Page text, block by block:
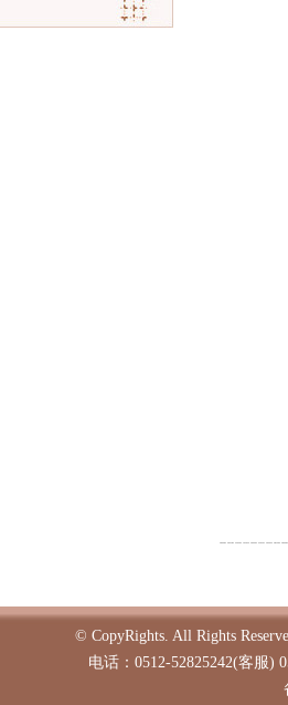
© CopyRights. All Rights
电话：0512-52825242(客服)